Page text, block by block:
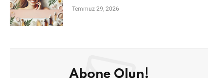
Temmuz 29, 2026
Abone Olun!